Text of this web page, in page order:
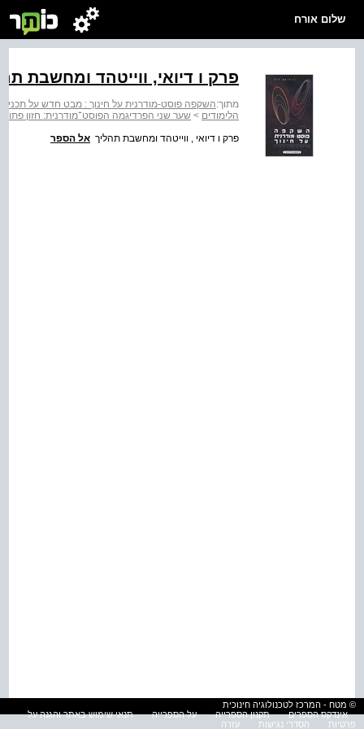
שלום אורח
פרק ו דיואי, ווייטהד ומחשבת
מתוך:השקפה פוסט-מודרנית על חינוך : מבט חדש על תכנית
הלימודים > שער שני הפרדיגמה הפוסט־מודרנית: חזון פתוח
פרק ו דיואי , ווייטהד ומחשבת תהליך אל הספר
© מטח - המרכז לטכנולוגיה חינוכית
אינדקס הספרים
תקנון הספרייה על הספרייה
תנאי שימוש באתר והגנה על
פרטיות
הסדרי נגישות עזרה